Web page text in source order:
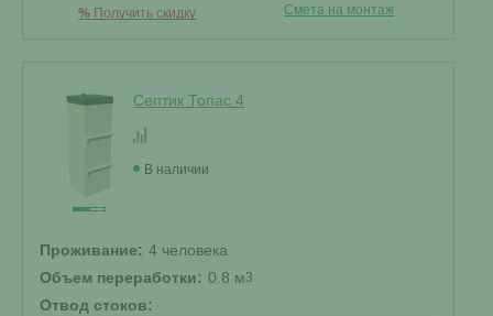
% Получить скидку Смета на монтаж
Септик Топас 4
В наличии
Проживание: 4 человека
Объем переработки: 0.8 м3
Отвод стоков: